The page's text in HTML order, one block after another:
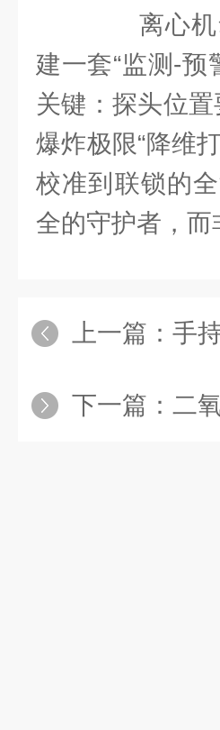
离心机
建一套“监测-预
关键：探头位
爆炸极限“降维
校准到联锁的
全的守护者，而
上一篇： 手
下一篇： 二